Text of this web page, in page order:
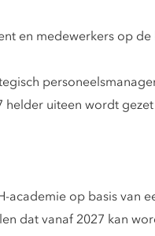
en medewerkers op
helder uiteen wordt
op basis van
dat vanaf 2027 kan